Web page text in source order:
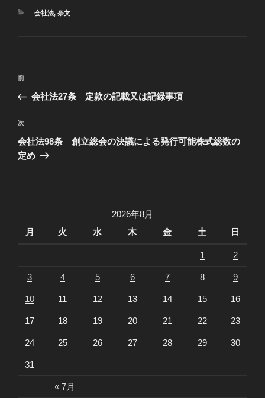
カ
会社法, 条文
投
ビ
ゲ
ー
過
去
投
稿
前
会社法27条 定款の記載又は記録事項
次
の
投
次
会社法98条 創立総会の決議による発行可能株式総数の
定め
2026年8月
月
火 水 木 金 土 日
« 7月
1 2
3 4 5 6 7 8 9
10 11 12 13 14 15 16
17 18 19 20 21 22 23
24 25 26 27 28 29 30
31